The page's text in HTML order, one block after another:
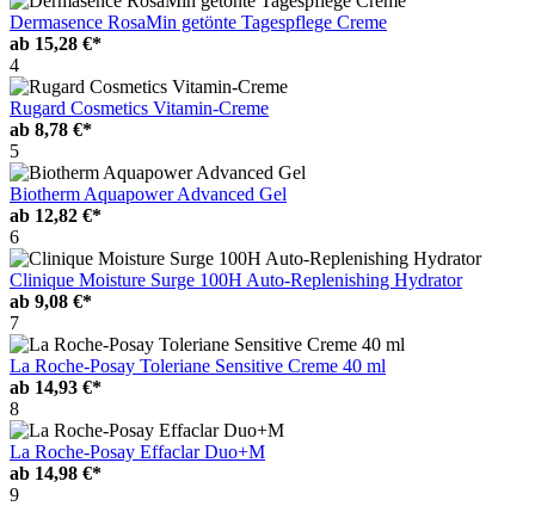
Dermasence RosaMin getönte Tagespflege Creme
ab 15,28 €*
4
Rugard Cosmetics Vitamin-Creme
ab 8,78 €*
5
Biotherm Aquapower Advanced Gel
ab 12,82 €*
6
Clinique Moisture Surge 100H Auto-Replenishing Hydrator
ab 9,08 €*
7
La Roche-Posay Toleriane Sensitive Creme 40 ml
ab 14,93 €*
8
La Roche-Posay Effaclar Duo+M
ab 14,98 €*
9